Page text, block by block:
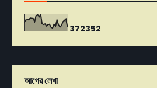
372352
আগের লেখা